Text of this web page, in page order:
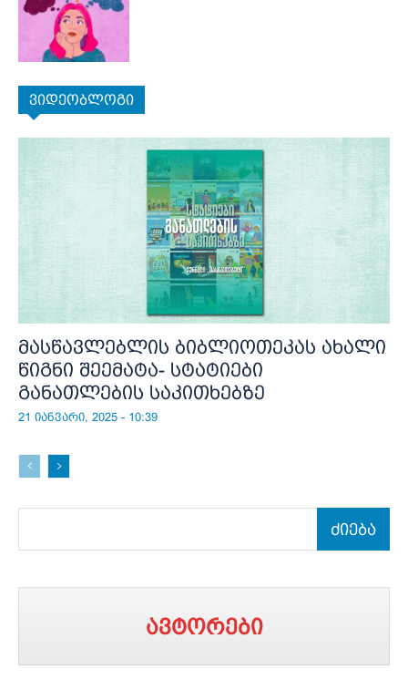
ვიდეობლოგი
მასწავლებლის ბიბლიოთეკას ახალი
წიგნი შეემატა- სტატიები
განათლების საკითხებზე
21 იანვარი, 2025 - 10:39
ძიება
ავტორები